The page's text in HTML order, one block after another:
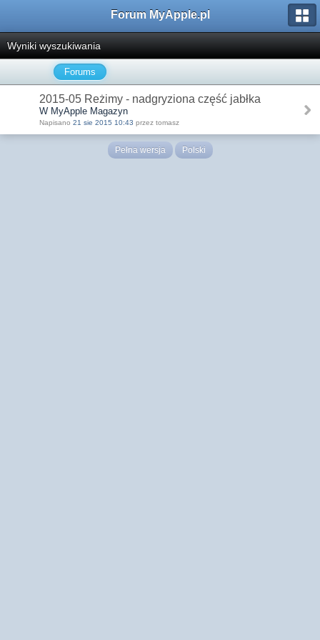
Forum MyApple.pl
Wyniki wyszukiwania
Forums
2015-05 Reżimy - nadgryziona część jabłka
W MyApple Magazyn
Napisano 21 sie 2015 10:43 przez tomasz
Pełna wersja Polski